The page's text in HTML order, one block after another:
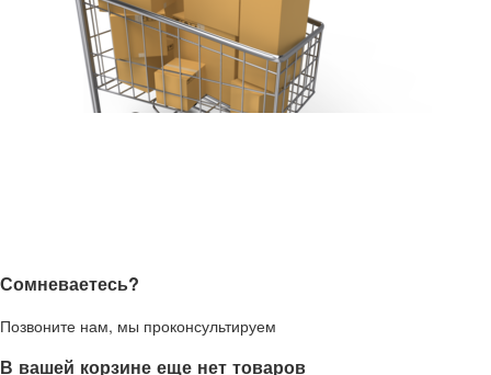
Сомневаетесь?
Позвоните нам, мы проконсультируем
В вашей корзине еще нет товаров